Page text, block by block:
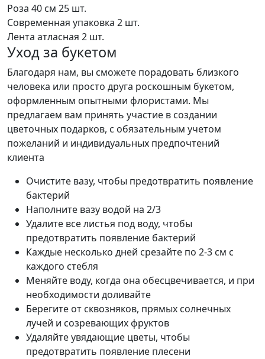
Роза 40 см 25 шт.
Современная упаковка 2 шт.
Лента атласная 2 шт.
Уход за букетом
Благодаря нам, вы сможете порадовать близкого
человека или просто друга роскошным букетом,
оформленным опытными флористами. Мы
предлагаем вам принять участие в создании
цветочных подарков, с обязательным учетом
пожеланий и индивидуальных предпочтений
клиента
Очистите вазу, чтобы предотвратить появление
бактерий
Наполните вазу водой на 2/3
Удалите все листья под воду, чтобы
предотвратить появление бактерий
Каждые несколько дней срезайте по 2-3 см с
каждого стебля
Меняйте воду, когда она обесцвечивается, и при
необходимости доливайте
Берегите от сквозняков, прямых солнечных
лучей и созревающих фруктов
Удаляйте увядающие цветы, чтобы
предотвратить появление плесени